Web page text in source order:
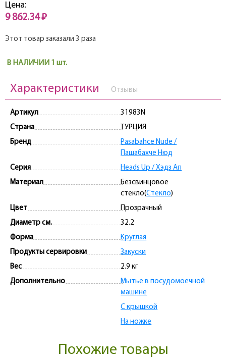
Цена:
9 862.34 ₽
Этот товар заказали 3 раза
В НАЛИЧИИ 1 шт.
Характеристики Отзывы
Артикул
31983N
Страна
ТУРЦИЯ
Бренд
Pasabahce Nude /
Пашабахче Нюд
Серия
Heads Up / Хэдз Ап
Материал
Безсвинцовое
стекло(Стекло)
Цвет
Прозрачный
Диаметр см.
32.2
Форма
Круглая
Продукты сервировки
Закуски
Вес
2.9 кг
Дополнительно
Мытье в посудомоечной
машине
С крышкой
На ножке
Похожие товары